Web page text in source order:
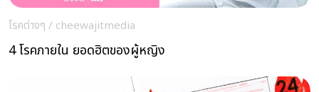
โรคต่างๆ / cheewajitmedia
4 โรคภายใน ยอดฮิตของผู้หญิง